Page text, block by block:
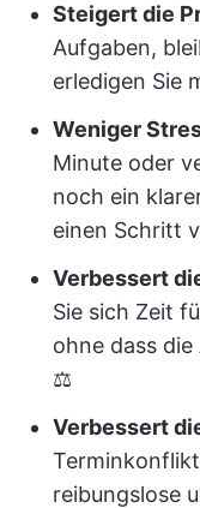
Steigert die
Aufgaben,
erledigen Sie
Weniger
Minute oder
noch ein
einen Schritt
Verbessert
Sie sich Zeit
ohne dass
⚖️
Verbessert
reibungslose